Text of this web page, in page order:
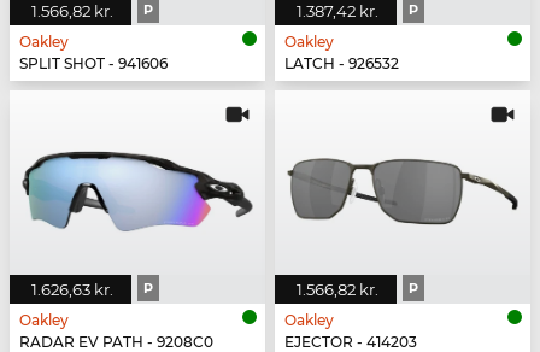
1.566,82 kr. P
Oakley
SPLIT SHOT - 941606
1.387,42 kr. P
Oakley
LATCH - 926532
1.626,63 kr. P
Oakley
RADAR EV PATH - 9208C0
1.566,82 kr. P
Oakley
EJECTOR - 414203